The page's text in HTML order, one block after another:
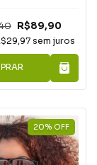
R$89,90
sem juros
20% OFF